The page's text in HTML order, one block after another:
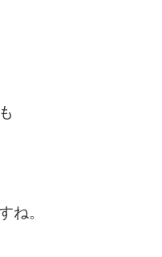
ね。